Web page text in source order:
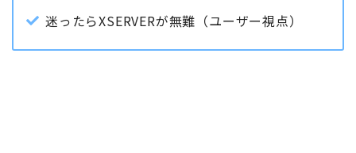
迷ったらXSERVERが無難（ユーザー視点）